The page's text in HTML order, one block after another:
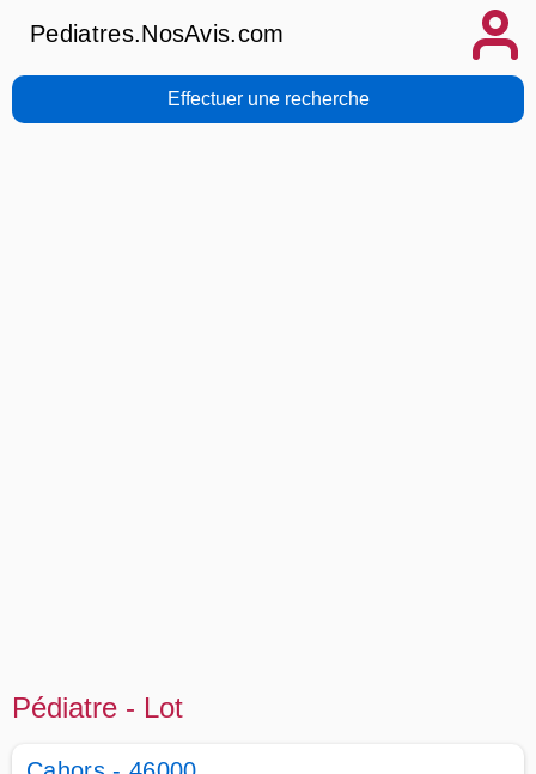
Pediatres.NosAvis.com
Effectuer une recherche
Pédiatre - Lot